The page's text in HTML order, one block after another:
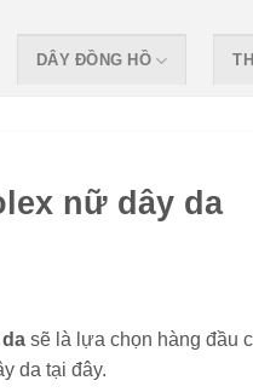
DÂY ĐỒNG HỒ
nữ dây da
sẽ là lựa chọn hàng đầu
da tại đây.